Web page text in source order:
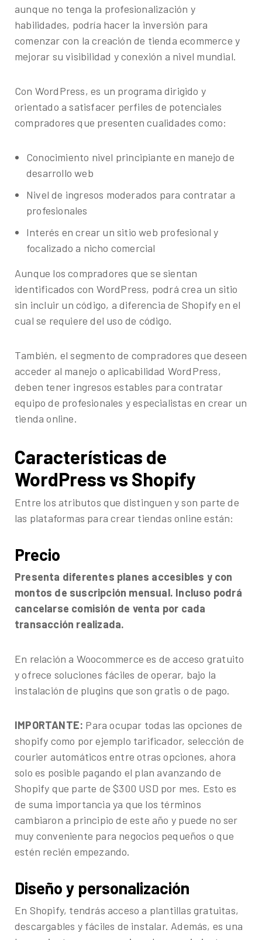
aunque no tenga la profesionalización y
habilidades, podría hacer la inversión para
comenzar con la creación de tienda ecommerce y
mejorar su visibilidad y conexión a nivel mundial.
Con WordPress, es un programa dirigido y
orientado a satisfacer perfiles de potenciales
compradores que presenten cualidades como:
Conocimiento nivel principiante en manejo de
desarrollo web
Nivel de ingresos moderados para contratar a
profesionales
Interés en crear un sitio web profesional y
focalizado a nicho comercial
Aunque los compradores que se sientan
identificados con WordPress, podrá crea un sitio
sin incluir un código, a diferencia de Shopify en el
cual se requiere del uso de código.
También, el segmento de compradores que deseen
acceder al manejo o aplicabilidad WordPress,
deben tener ingresos estables para contratar
equipo de profesionales y especialistas en crear un
tienda online.
Características de
WordPress vs Shopify
Entre los atributos que distinguen y son parte de
las plataformas para crear tiendas online están:
Precio
Presenta diferentes planes accesibles y con
montos de suscripción mensual. Incluso podrá
cancelarse comisión de venta por cada
transacción realizada.
En relación a Woocommerce es de acceso gratuito
y ofrece soluciones fáciles de operar, bajo la
instalación de plugins que son gratis o de pago.
IMPORTANTE: Para ocupar todas las opciones de
shopify como por ejemplo tarificador, selección de
courier automáticos entre otras opciones, ahora
solo es posible pagando el plan avanzando de
Shopify que parte de $300 USD por mes. Esto es
de suma importancia ya que los términos
cambiaron a principio de este año y puede no ser
muy conveniente para negocios pequeños o que
estén recién empezando.
Diseño y personalización
En Shopify, tendrás acceso a plantillas gratuitas,
descargables y fáciles de instalar. Además, es una